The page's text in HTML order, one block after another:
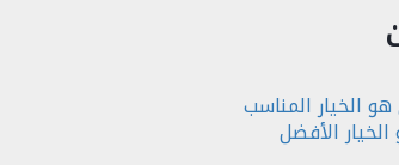
الخيار المناسب
الأفضل